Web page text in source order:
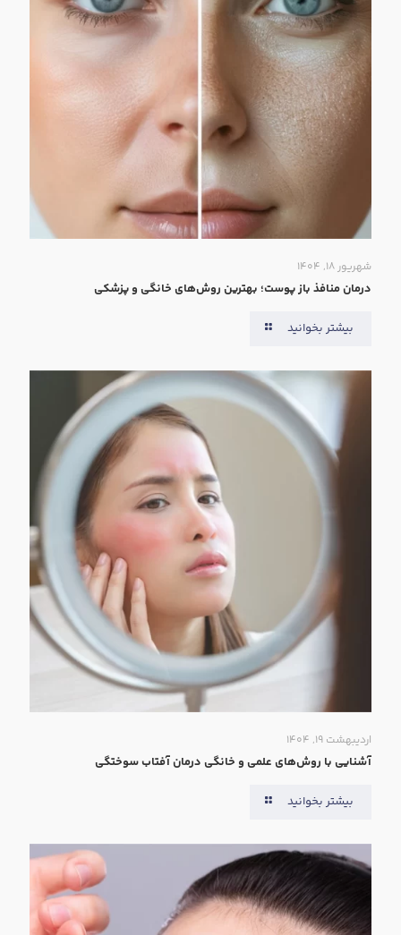
شهریور ۱۸, ۱۴۰۴
درمان منافذ باز پوست؛ بهترین روش‌های خانگی و پزشکی
بیشتر بخوانید
اردیبهشت ۱۹, ۱۴۰۴
آشنایی با روش‌های علمی و خانگی درمان آفتاب سوختگی
بیشتر بخوانید